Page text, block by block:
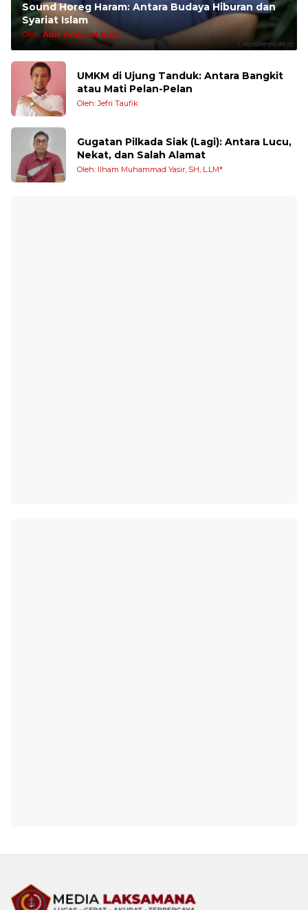
Sound Horeg Haram: Antara Budaya Hiburan dan
Syariat Islam
Oleh:Adri Yanto, M.Kom
UMKM di Ujung Tanduk: Antara Bangkit
atau Mati Pelan-Pelan
Oleh: Jefri Taufik
Gugatan Pilkada Siak (Lagi): Antara Lucu,
Nekat, dan Salah Alamat
Oleh: Ilham Muhammad Yasir, SH, L.LM*